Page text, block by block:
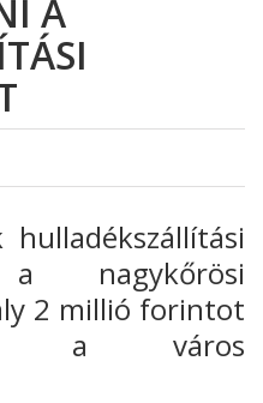
A
a nagykőrösi
2 millió forintot
a város